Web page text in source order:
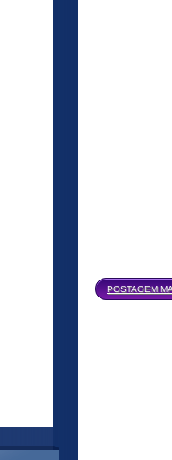
POSTAGEM